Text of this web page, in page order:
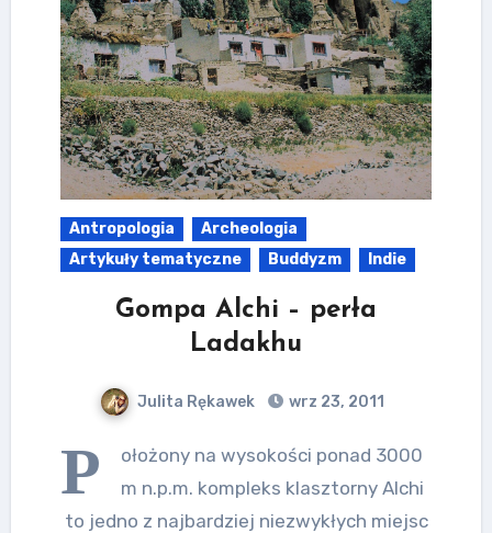
Antropologia
Archeologia
Artykuły tematyczne
Buddyzm Indie
Gompa Alchi – perła
Ladakhu
Julita Rękawek wrz 23, 2011
P
ołożony na wysokości ponad 3000
m n.p.m. kompleks klasztorny Alchi
to jedno z najbardziej niezwykłych miejsc